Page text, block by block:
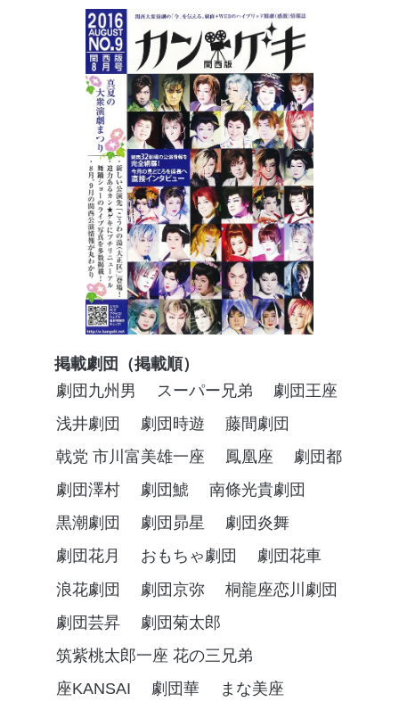
掲載劇団（掲載順）
劇団九州男
スーパー兄弟
劇団王座
浅井劇団
劇団時遊
藤間劇団
戟党 市川富美雄一座
鳳凰座
劇団都
劇団澤村
劇団鯱
南條光貴劇団
黒潮劇団
劇団昴星
劇団炎舞
劇団花月
おもちゃ劇団
劇団花車
浪花劇団
劇団京弥
桐龍座恋川劇団
劇団芸昇
劇団菊太郎
筑紫桃太郎一座 花の三兄弟
座KANSAI
劇団華
まな美座